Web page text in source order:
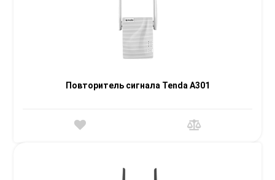
Повторитель сигнала Tenda A301